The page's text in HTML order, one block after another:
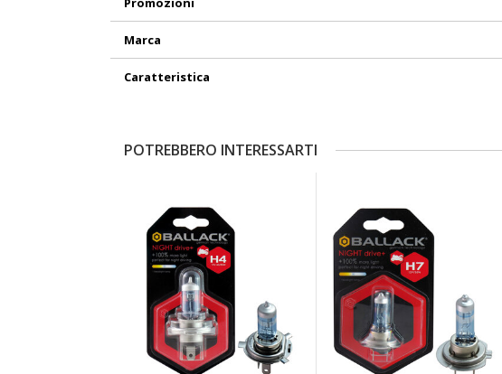
Marca
Caratteristica
POTREBBERO INTERESSARTI